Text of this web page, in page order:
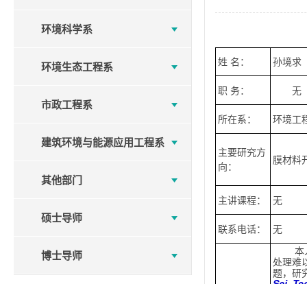
环境科学系
环境生态工程系
市政工程系
建筑环境与能源应用工程系
其他部门
硕士导师
博士导师
姓 名： 孙境求
职 务： 无
所在系： 环境工
主要研究方
向：
膜材料
主讲课程： 无
联系电话： 无
本
处理难
题，研